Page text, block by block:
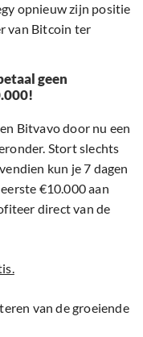
opnieuw zijn positie
van Bitcoin ter
geen
Bitvavo door nu een
Stort slechts
kun je 7 dagen
€10.000 aan
direct van de
van de groeiende